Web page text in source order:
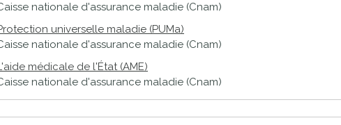
nationale d'assurance maladie (Cnam)
universelle maladie (PUMa)
nationale d'assurance maladie (Cnam)
médicale de l'État (AME)
nationale d'assurance maladie (Cnam)